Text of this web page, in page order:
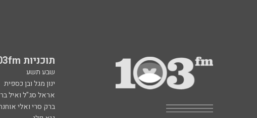
תוכניות 103fm
שבע תשע
ינון מגל ובן כספית
אראל סג"ל ואיל
ברק סרי ואלי